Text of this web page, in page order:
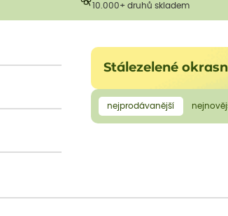
10.000+ druhů skladem
Stálezelené
nejprodávanější